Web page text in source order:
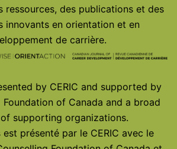
ressources, des publications et des
innovants en orientation et en
de carrière.
by CERIC and supported by
Foundation of Canada and a broad
supporting organizations.
est présenté par le CERIC avec le